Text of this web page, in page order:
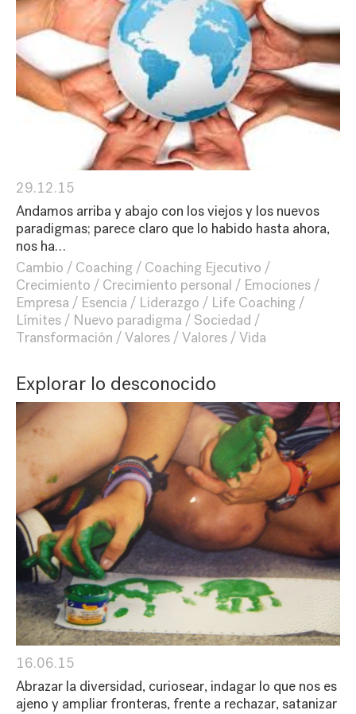
29.12.15
Andamos arriba y abajo con los viejos y los nuevos
paradigmas; parece claro que lo habido hasta ahora,
nos ha…
Cambio
Coaching
Coaching Ejecutivo
Crecimiento
Crecimiento personal
Emociones
Empresa
Esencia Liderazgo
Life Coaching
Límites
Nuevo paradigma
Sociedad
Transformación
Valores Valores Vida
Explorar lo desconocido
16.06.15
Abrazar la diversidad, curiosear, indagar lo que nos es
ajeno y ampliar fronteras, frente a rechazar, satanizar